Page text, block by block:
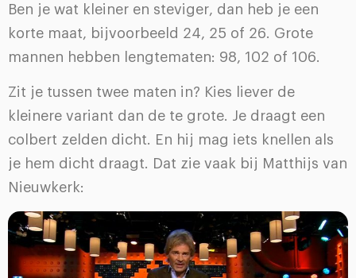
Ben je wat kleiner en steviger, dan heb je een
korte maat, bijvoorbeeld 24, 25 of 26. Grote
mannen hebben lengtematen: 98, 102 of 106.
Zit je tussen twee maten in? Kies liever de
kleinere variant dan de te grote. Je draagt een
colbert zelden dicht. En hij mag iets knellen als
je hem dicht draagt. Dat zie vaak bij Matthijs van
Nieuwkerk: